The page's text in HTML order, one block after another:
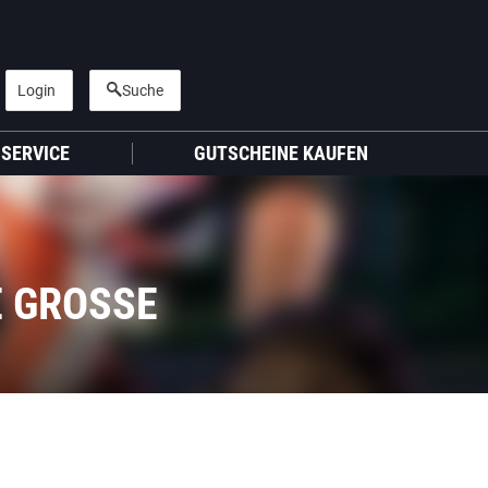
Login Suche
SERVICE GUTSCHEINE KAUFEN
V